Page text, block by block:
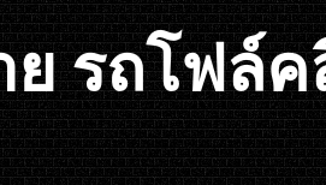
รถโฟล์ค